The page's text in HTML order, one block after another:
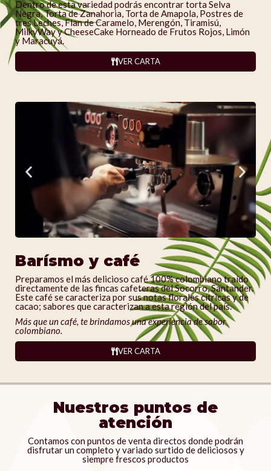
Dentro de esta variedad podrás encontrar torta Selva
Negra, Torta de Zanahoria, Torta de Amapola, Postres de
tres Leches, Flan de Caramelo, Merengón, Tiramisú,
MilkyWay y CheeseCake Horneado de Frutos Rojos, Limón
y Maracuyá.
VER CARTA
Barísmo y café
Preparamos el más delicioso café 100% colombiano traído
directamente de las fincas cafeteras del Socorro, Santander.
Este café se caracteriza por sus notas florales cítricas y de
cacao; sabores que caracterizan a esta región del país.
Más que un café, te brindamos una experiencia de sabor
colombiano.
VER CARTA
Nuestros puntos de
atención
Contamos con puntos de venta directos donde podrán
disfrutar un completo y variado surtido de deliciosos y
siempre frescos productos